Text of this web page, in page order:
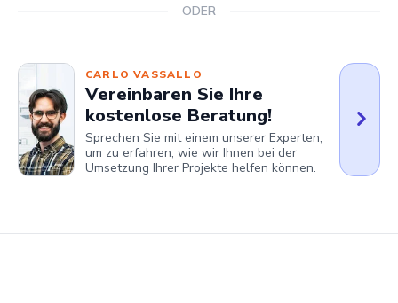
ODER
CARLO VASSALLO
Vereinbaren Sie Ihre
kostenlose Beratung!
Sprechen Sie mit einem unserer Experten,
um zu erfahren, wie wir Ihnen bei der
Umsetzung Ihrer Projekte helfen können.